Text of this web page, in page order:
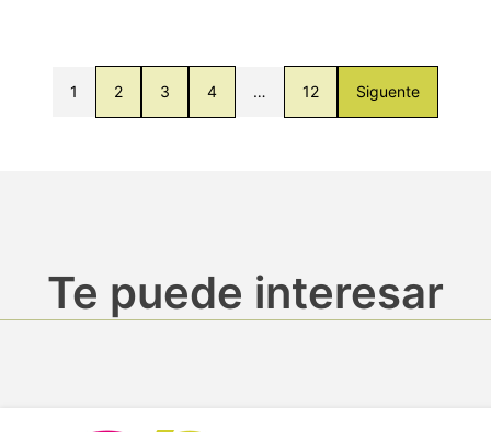
1 2 3 4 … 12 Siguente
Te puede interesar